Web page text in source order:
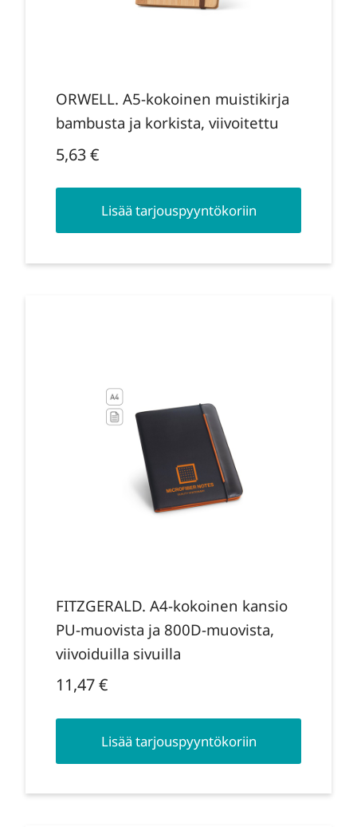
ORWELL. A5-kokoinen muistikirja
bambusta ja korkista, viivoitettu
5,63€
Lisää tarjouspyyntökoriin
FITZGERALD. A4-kokoinen kansio
PU-muovista ja 800D-muovista,
viivoiduilla sivuilla
11,47€
Lisää tarjouspyyntökoriin